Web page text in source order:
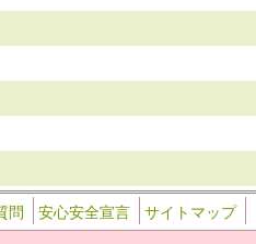
問 安心安全宣言 サイトマップ